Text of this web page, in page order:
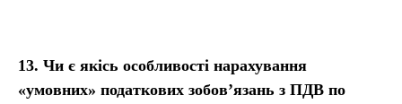
13. Чи є якісь особливості нарахування
«умовних» податкових зобов’язань з ПДВ по